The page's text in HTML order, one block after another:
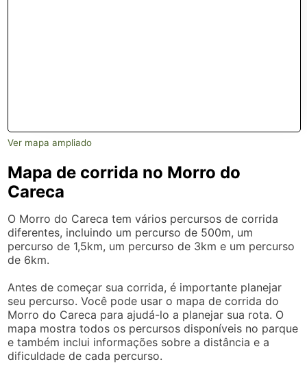
Ver mapa ampliado
Mapa de corrida no Morro do
Careca
O Morro do Careca tem vários percursos de corrida
diferentes, incluindo um percurso de 500m, um
percurso de 1,5km, um percurso de 3km e um percurso
de 6km.
Antes de começar sua corrida, é importante planejar
seu percurso. Você pode usar o mapa de corrida do
Morro do Careca para ajudá-lo a planejar sua rota. O
mapa mostra todos os percursos disponíveis no parque
e também inclui informações sobre a distância e a
dificuldade de cada percurso.